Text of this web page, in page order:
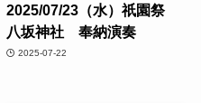
2025/07/23（水）祇園祭
八坂神社 奉納演奏
2025-07-22